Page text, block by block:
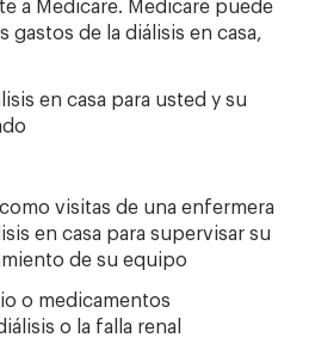
a Medicare. Medicare puede
gastos de la diálisis en casa,
en casa para usted y su
visitas de una enfermera
en casa para supervisar su
de su equipo
o medicamentos
o la falla renal